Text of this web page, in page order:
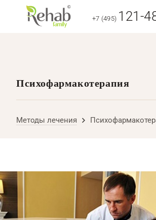
+7 (495) 121-
Психофармакотерапия
Методы лечения